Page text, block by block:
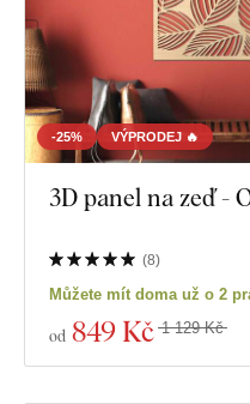
-25% VÝPRODEJ 🔥
3D panel na zeď -
(8)
Můžete mít doma už o 2
od 849 Kč 1 129 Kč